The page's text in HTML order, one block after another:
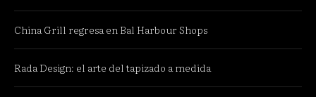
China Grill regresa en Bal Harbour Shops
Rada Design: el arte del tapizado a medida